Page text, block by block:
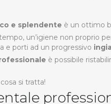
e splendente è un ottimo
un’igiene non proprio
e porti ad un progressivo
è possibile
si tratta!